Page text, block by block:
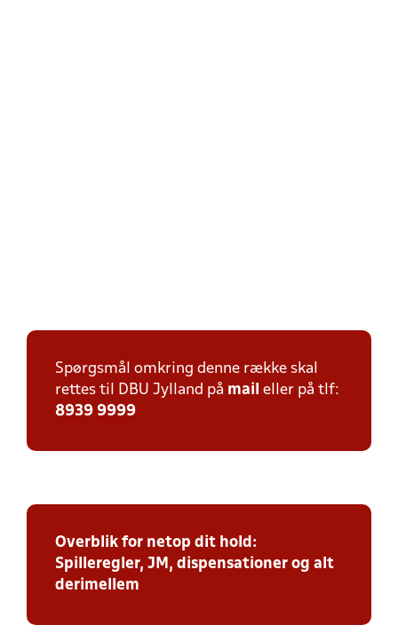
Spørgsmål omkring denne række skal
rettes til DBU Jylland på mail eller på tlf:
8939 9999
Overblik for netop dit hold:
Spilleregler, JM, dispensationer og alt
derimellem